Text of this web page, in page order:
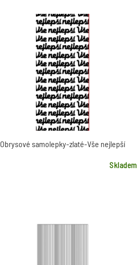
Obrysové samolepky-zlaté-Vše nejlepší
Skladem